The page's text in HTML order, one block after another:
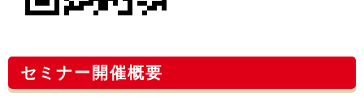
セミナー開催概要